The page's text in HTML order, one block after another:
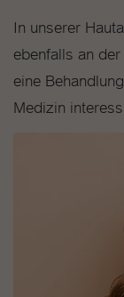
In unserer
ebenfalls an
eine
Medizin